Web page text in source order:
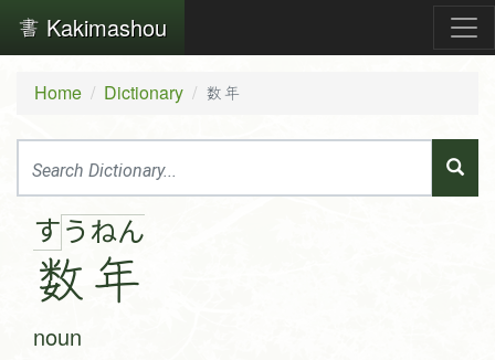
Kakimashou
Home Dictionary 数年
す う
数
ねん
年
noun